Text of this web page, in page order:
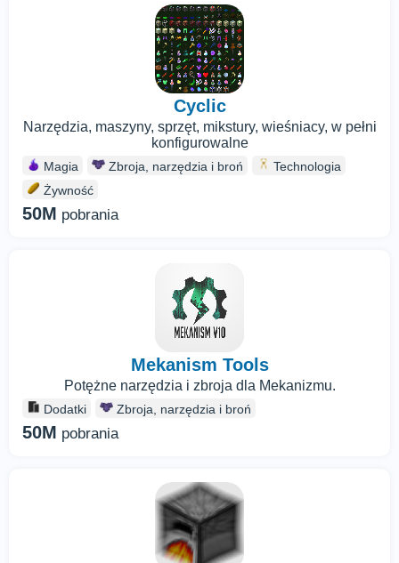
Cyclic
Narzędzia, maszyny, sprzęt, mikstury, wieśniacy, w pełni
konfigurowalne
Magia Zbroja, narzędzia i broń
Technologia
Żywność
50M pobrania
Mekanism Tools
Potężne narzędzia i zbroja dla Mekanizmu.
Dodatki Zbroja, narzędzia i broń
50M pobrania